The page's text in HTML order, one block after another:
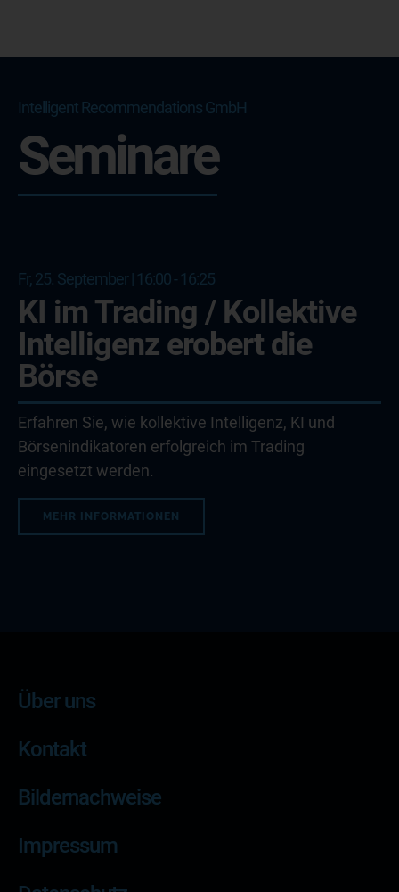
Intelligent Recommendations GmbH
Seminare
Fr, 25. September | 16:00 - 16:25
KI im Trading / Kollektive
Intelligenz erobert die
Börse
Erfahren Sie, wie kollektive Intelligenz, KI und
Börsenindikatoren erfolgreich im Trading
eingesetzt werden.
MEHR INFORMATIONEN
Über uns
Kontakt
Bildernachweise
Impressum